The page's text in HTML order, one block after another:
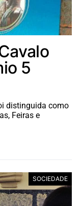
5
distinguida como
Feiras e
SOCIEDADE